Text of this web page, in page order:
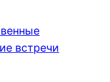
встречи